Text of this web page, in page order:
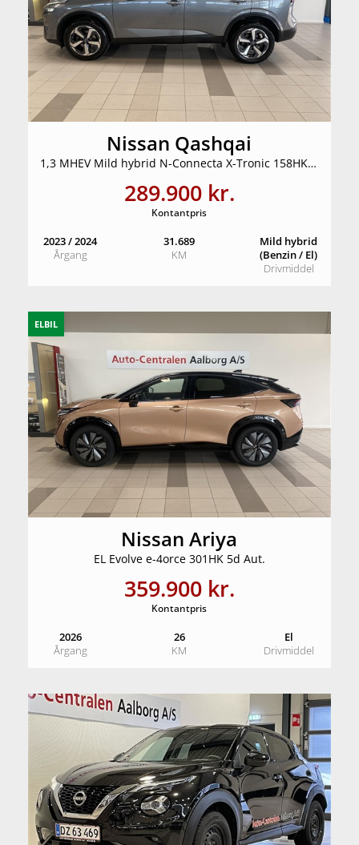
Nissan Qashqai
1,3 MHEV Mild hybrid N-Connecta X-Tronic 158HK 5d 7g Aut.
289.900 kr.
Kontantpris
2023 / 2024
Årgang
31.689
KM
Mild hybrid
(Benzin / El)
Drivmiddel
ELBIL
Nissan Ariya
EL Evolve e-4orce 301HK 5d Aut.
359.900 kr.
Kontantpris
2026
Årgang
26
KM
El
Drivmiddel